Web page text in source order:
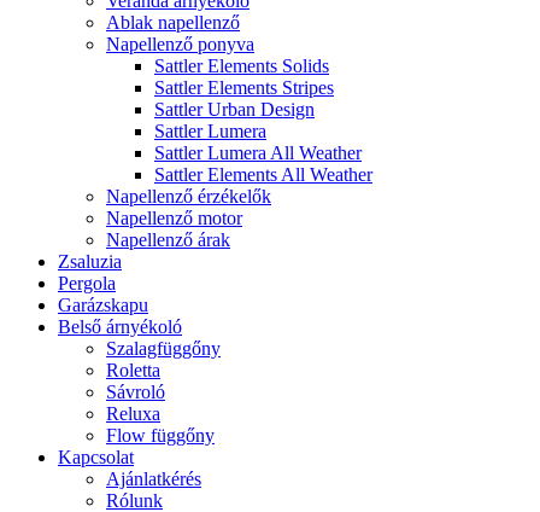
Ablak napellenző
Napellenző ponyva
Sattler Elements Solids
Sattler Elements Stripes
Sattler Urban Design
Sattler Lumera
Sattler Lumera All Weather
Sattler Elements All Weather
Napellenző érzékelők
Napellenző motor
Napellenző árak
Zsaluzia
Pergola
Garázskapu
Belső árnyékoló
Szalagfüggőny
Roletta
Sávroló
Reluxa
Flow függőny
Kapcsolat
Ajánlatkérés
Rólunk